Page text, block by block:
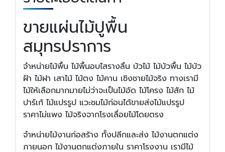
ขายแผ่นไม้ปูพื้น
สมุทรปราการ
จำหน่ายไม้พื้น ไม้พื้นอบไสรางลิ้น บัวไม้ ไม้บัวพื้น ไม้บัว
ฝ้า ไม้ฝา เสาไม้ ไม้ตง ไม้คาน เชิงชายไม้จริง ทางเรามี
ไม้ให้เลือกมากมายไม่ว่าจะเป็นไม้อัด ไม้โครง ไม้สัก ไม้
ปาร์เก้ ไม้แปรรูป แวะชมไม้ก่อนได้ขายส่งไม้แปรรูป
ราคาไม่แพง ไม้จริงจากโรงเลื่อยไม้โดยตรง
จำหน่ายไม้งานก่อสร้าง ทั้งปลีกและส่ง ไม้งานตกแต่ง
ภายนอก ไม้งานตกแต่งภายใน ราคาโรงงาน ​เรามีไม้